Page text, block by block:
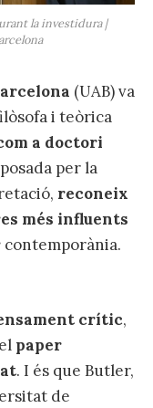
la investidura |
(UAB) va
i teòrica
a doctori
per la
reconeix
més influents
contemporània.
crític,
paper
. I és que Butler,
de